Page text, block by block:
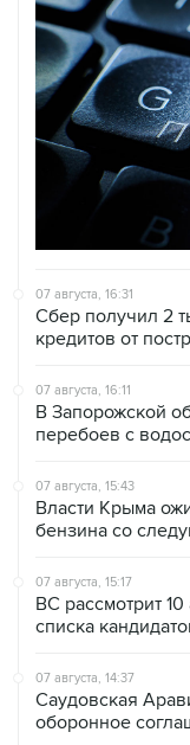
07 августа, 16:31
Сбер получил 2
кредитов от
07 августа, 16:11
В Запорожской
перебоев с
07 августа, 15:43
Власти Крыма
бензина со
07 августа, 15:17
ВС рассмотрит
списка
07 августа, 14:37
Саудовская
оборонное